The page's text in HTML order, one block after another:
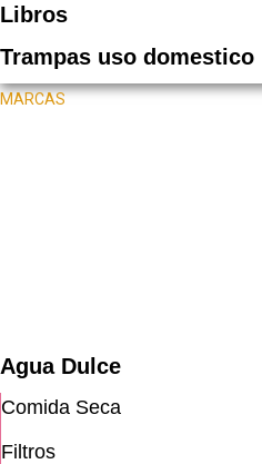
Libros
Trampas uso domestico
MARCAS
Agua Dulce
Comida Seca
Filtros